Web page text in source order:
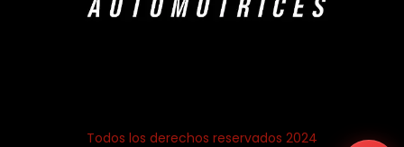
Todos los derechos reservados 2024